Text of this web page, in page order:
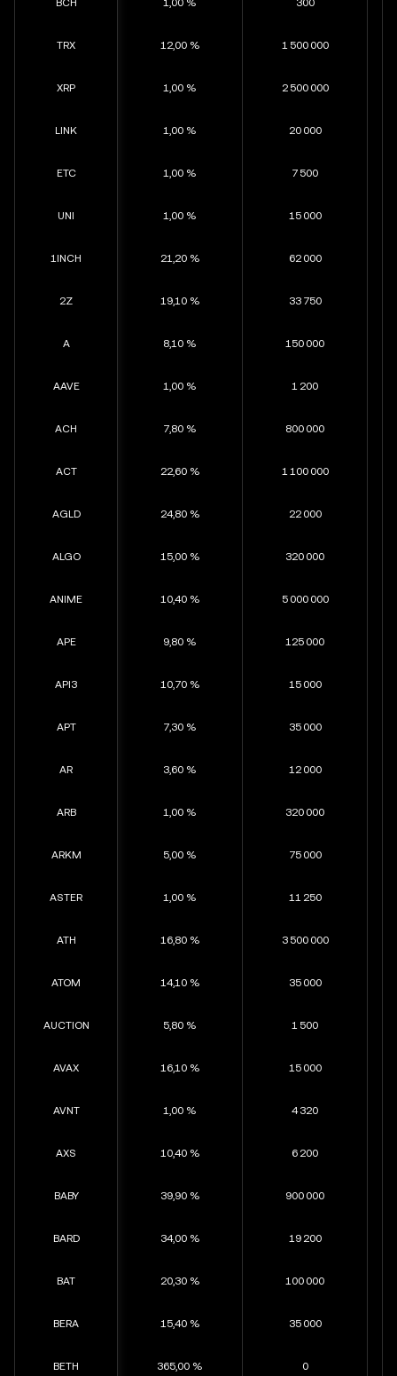
BCH
TRX
XRP
LINK
ETC
UNI
1INCH
2Z
A
AAVE
ACH
ACT
AGLD
ALGO
ANIME
APE
API3
APT
AR
ARB
ARKM
ASTER
ATH
ATOM
AUCTION
AVAX
AVNT
AXS
BABY
BARD
BAT
BERA
BETH
1,00 % 300
12,00 % 1 500 000
1,00 % 2 500 000
1,00 % 20 000
1,00 % 7 500
1,00 % 15 000
21,20 % 62 000
19,10 % 33 750
8,10 % 150 000
1,00 % 1 200
7,80 % 800 000
22,60 % 1 100 000
24,80 % 22 000
15,00 % 320 000
10,40 % 5 000 000
9,80 % 125 000
10,70 % 15 000
7,30 % 35 000
3,60 % 12 000
1,00 % 320 000
5,00 % 75 000
1,00 % 11 250
16,80 % 3 500 000
14,10 % 35 000
5,80 % 1 500
16,10 % 15 000
1,00 % 4 320
10,40 % 6 200
39,90 % 900 000
34,00 % 19 200
20,30 % 100 000
15,40 % 35 000
365,00 % 0